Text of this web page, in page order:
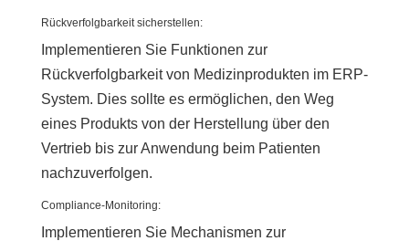
Rückverfolgbarkeit sicherstellen:
Implementieren Sie Funktionen zur
Rückverfolgbarkeit von Medizinprodukten im ERP-
System. Dies sollte es ermöglichen, den Weg
eines Produkts von der Herstellung über den
Vertrieb bis zur Anwendung beim Patienten
nachzuverfolgen.
Compliance-Monitoring:
Implementieren Sie Mechanismen zur